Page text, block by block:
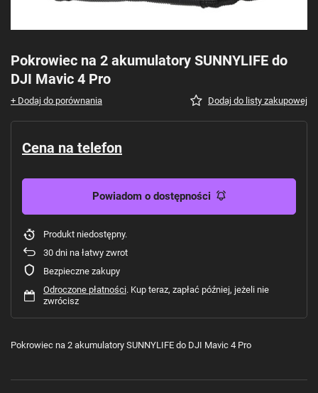
Pokrowiec na 2 akumulatory SUNNYLIFE do
DJI Mavic 4 Pro
+ Dodaj do porównania Dodaj do listy zakupowej
Cena na telefon
Powiadom o dostępności
Produkt niedostępny
30 dni na łatwy zwrot
Bezpieczne zakupy
Odroczone płatności. Kup teraz, zapłać później, jeżeli nie
zwrócisz
Pokrowiec na 2 akumulatory SUNNYLIFE do DJI Mavic 4 Pro